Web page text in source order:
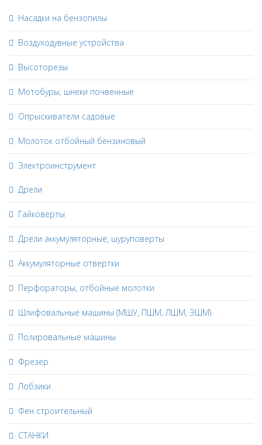
Насадки на бензопилы
Воздуходувные устройства
Высоторезы
Мотобуры, шнеки почвенные
Опрыскиватели садовые
Молоток отбойный бензиновый
Электроинструмент
Дрели
Гайковерты
Дрели аккумуляторные, шуруповерты
Аккумуляторные отвертки
Перфораторы, отбойные молотки
Шлифовальные машины (МШУ, ПШМ, ЛШМ, ЭШМ)
Полировальные машины
Фрезер
Лобзики
Фен строительный
СТАНКИ